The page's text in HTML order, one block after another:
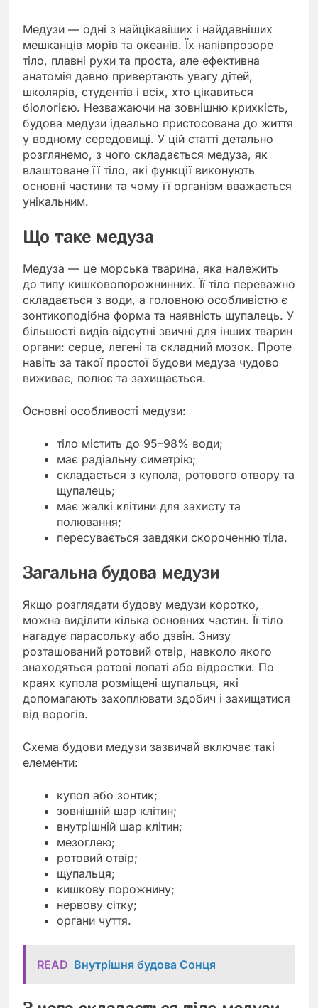
Медузи — одні з найцікавіших і найдавніших
мешканців морів та океанів. Їх напівпрозоре
тіло, плавні рухи та проста, але ефективна
анатомія давно привертають увагу дітей,
школярів, студентів і всіх, хто цікавиться
біологією. Незважаючи на зовнішню крихкість,
будова медузи ідеально пристосована до життя
у водному середовищі. У цій статті детально
розглянемо, з чого складається медуза, як
влаштоване її тіло, які функції виконують
основні частини та чому її організм вважається
унікальним.
Що таке медуза
Медуза — це морська тварина, яка належить
до типу кишковопорожнинних. Її тіло переважно
складається з води, а головною особливістю є
зонтикоподібна форма та наявність щупалець. У
більшості видів відсутні звичні для інших тварин
органи: серце, легені та складний мозок. Проте
навіть за такої простої будови медуза чудово
виживає, полює та захищається.
Основні особливості медузи:
тіло містить до 95–98% води;
має радіальну симетрію;
складається з купола, ротового отвору та
щупалець;
має жалкі клітини для захисту та
полювання;
пересувається завдяки скороченню тіла.
Загальна будова медузи
Якщо розглядати будову медузи коротко,
можна виділити кілька основних частин. Її тіло
нагадує парасольку або дзвін. Знизу
розташований ротовий отвір, навколо якого
знаходяться ротові лопаті або відростки. По
краях купола розміщені щупальця, які
допомагають захоплювати здобич і захищатися
від ворогів.
Схема будови медузи зазвичай включає такі
елементи:
купол або зонтик;
зовнішній шар клітин;
внутрішній шар клітин;
мезоглею;
ротовий отвір;
щупальця;
кишкову порожнину;
нервову сітку;
органи чуття.
READ Внутрішня будова Сонця